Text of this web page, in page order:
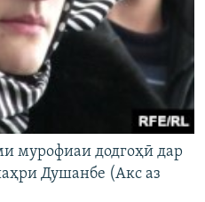
мурофиаи додгоҳӣ дар
Душанбе (Акс аз